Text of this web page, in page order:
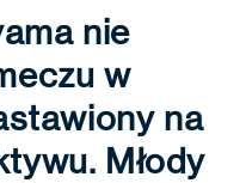
nie
w
na
Młody